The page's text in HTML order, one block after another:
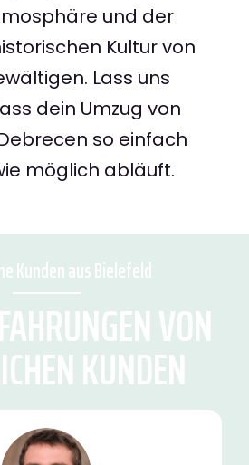
und der
Kultur von
Lass uns
dein Umzug von
so einfach
möglich abläuft.
Kunden aus Bielefeld
VON
KUNDEN